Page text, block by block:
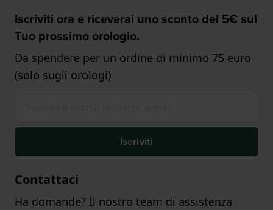
Iscriviti ora e riceverai uno sconto del 5€ sul
Tuo prossimo orologio.
Da spendere per un ordine di minimo 75 euro
(solo sugli orologi)
Iscriviti
Contattaci
Ha domande? Il nostro team di assistenza